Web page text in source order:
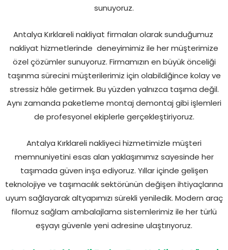
sunuyoruz.
Antalya Kırklareli nakliyat firmaları olarak sunduğumuz
nakliyat hizmetlerinde deneyimimiz ile her müşterimize
özel çözümler sunuyoruz. Firmamızın en büyük önceliği
taşınma sürecini müşterilerimiz için olabildiğince kolay ve
stressiz hâle getirmek. Bu yüzden yalnızca taşıma değil.
Aynı zamanda paketleme montaj demontaj gibi işlemleri
de profesyonel ekiplerle gerçekleştiriyoruz.
Antalya Kırklareli nakliyeci hizmetimizle müşteri
memnuniyetini esas alan yaklaşımımız sayesinde her
taşımada güven inşa ediyoruz. Yıllar içinde gelişen
teknolojiye ve taşımacılık sektörünün değişen ihtiyaçlarına
uyum sağlayarak altyapımızı sürekli yeniledik. Modern araç
filomuz sağlam ambalajlama sistemlerimiz ile her türlü
eşyayı güvenle yeni adresine ulaştırıyoruz.